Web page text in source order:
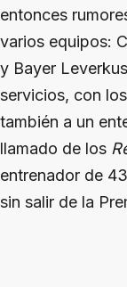
entonces
varios equipos:
y Bayer
servicios, con
también a un
llamado de los
entrenador de
sin salir de la